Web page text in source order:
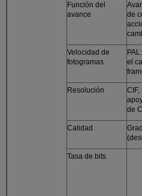
Función del
avance
de
Velocidad de
fotogramas
el
Resolución
de
Calidad
Tasa de bits